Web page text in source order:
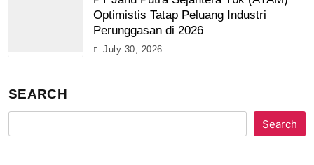
Optimistis Tatap Peluang Industri
Perunggasan di 2026
July 30, 2026
SEARCH
Search